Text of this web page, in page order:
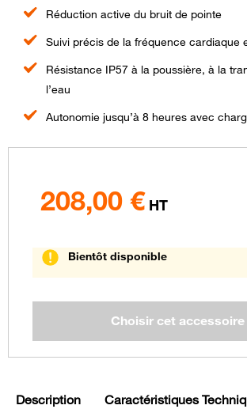
Réduction active du bruit de pointe
Suivi précis de la fréquence cardiaque
Résistance IP57 à la poussière, à la
l’eau
Autonomie jusqu’à 8 heures avec
208,00 € HT
Bientôt disponible
Description Caractéristiques